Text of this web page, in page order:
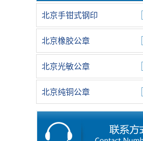
北京手钳式钢印
北京橡胶公章
北京光敏公章
北京纯铜公章